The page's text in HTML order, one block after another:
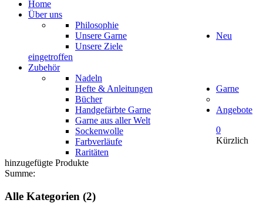
Home
Über uns
Philosophie
Unsere Garne
Unsere Ziele
Neu
eingetroffen
Zubehör
Nadeln
Hefte & Anleitungen
Bücher
Garne
Handgefärbte Garne
Garne aus aller Welt
Sockenwolle
Farbverläufe
Raritäten
Angebote
0
Kürzlich
hinzugefügte Produkte
Summe:
Alle Kategorien (2)